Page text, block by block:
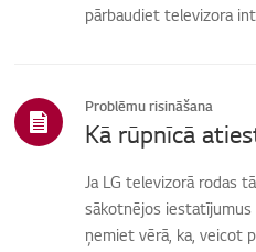
pārbaudiet televizora
Problēmu risināšana
Ja LG televizorā rodas
sākotnējos
ņemiet vērā, ka, veicot